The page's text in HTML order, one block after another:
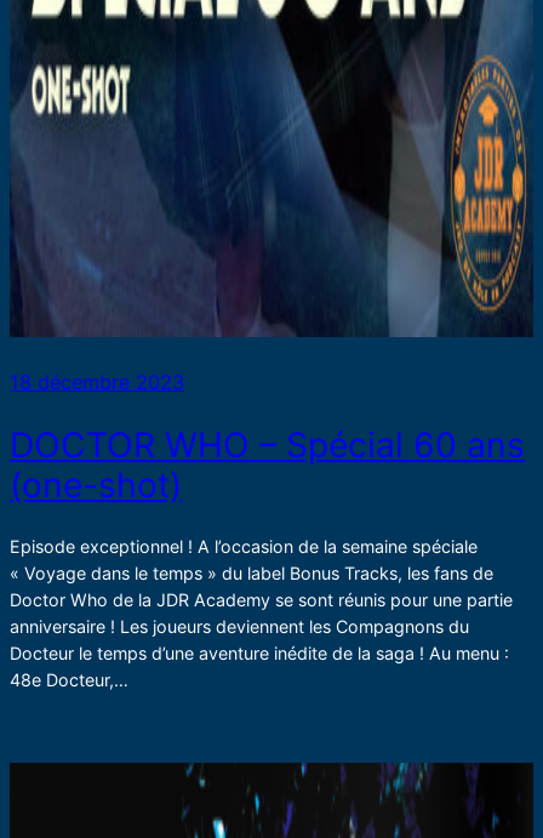
18 décembre 2023
DOCTOR WHO – Spécial 60 ans
(one-shot)
Episode exceptionnel ! A l’occasion de la semaine spéciale
« Voyage dans le temps » du label Bonus Tracks, les fans de
Doctor Who de la JDR Academy se sont réunis pour une partie
anniversaire ! Les joueurs deviennent les Compagnons du
Docteur le temps d’une aventure inédite de la saga ! Au menu :
48e Docteur,…